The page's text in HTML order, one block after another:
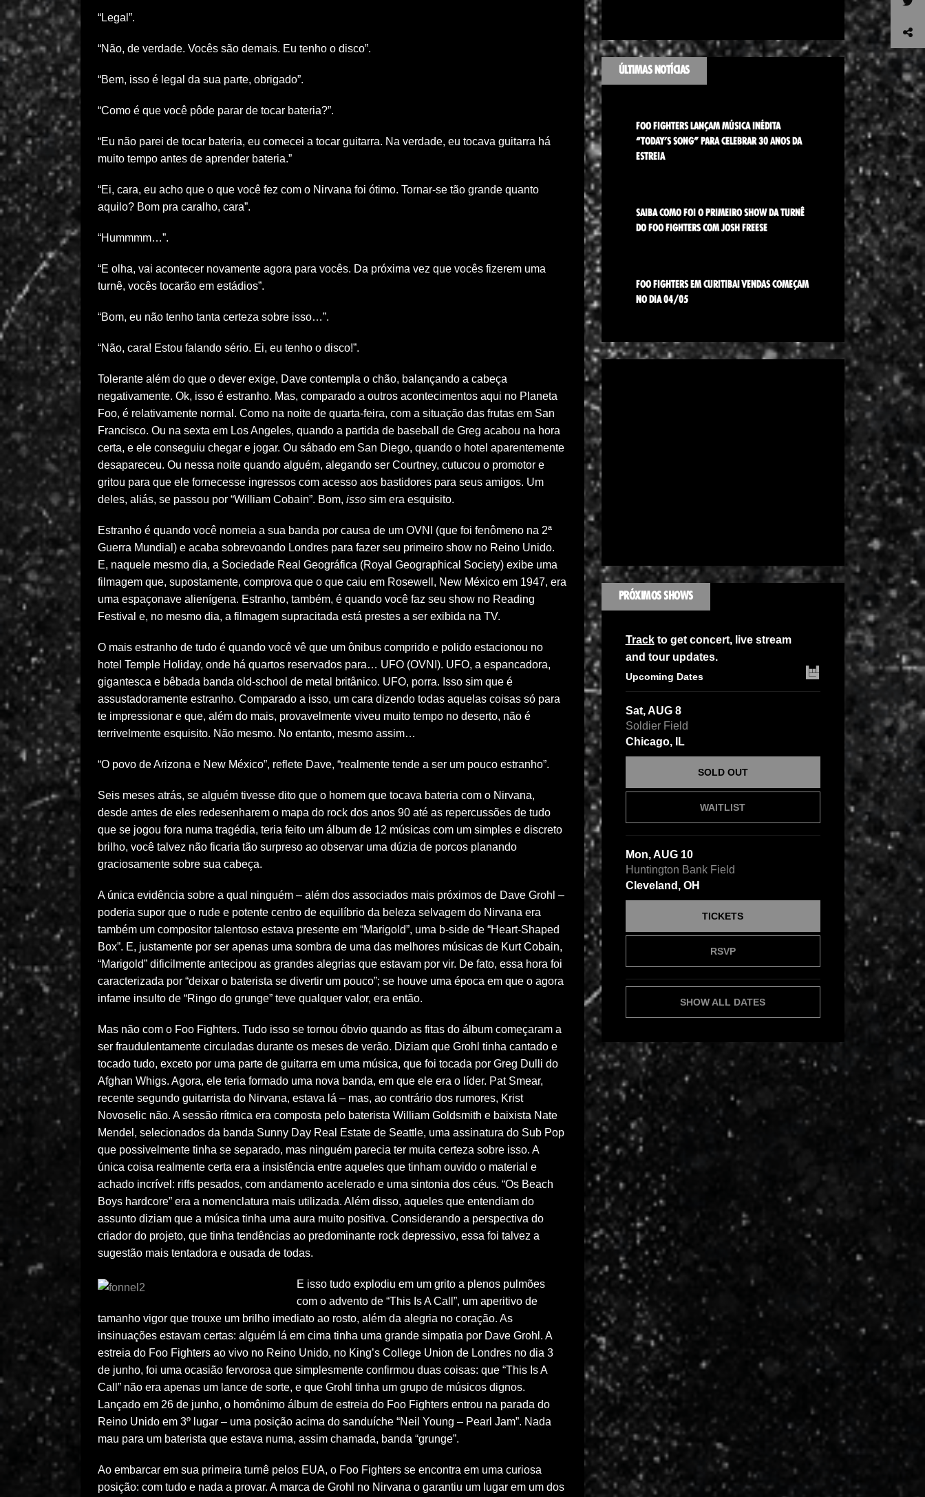
“Legal”.
“Não, de verdade. Vocês são demais. Eu tenho o disco”.
“Bem, isso é legal da sua parte, obrigado”.
“Como é que você pôde parar de tocar bateria?”.
“Eu não parei de tocar bateria, eu comecei a tocar guitarra. Na verdade, eu tocava guitarra há
muito tempo antes de aprender bateria.”
“Ei, cara, eu acho que o que você fez com o Nirvana foi ótimo. Tornar-se tão grande quanto
aquilo? Bom pra caralho, cara”.
“Hummmm…”.
“E olha, vai acontecer novamente agora para vocês. Da próxima vez que vocês fizerem uma
turnê, vocês tocarão em estádios”.
“Bom, eu não tenho tanta certeza sobre isso…”.
“Não, cara! Estou falando sério. Ei, eu tenho o disco!”.
Tolerante além do que o dever exige, Dave contempla o chão, balançando a cabeça
negativamente. Ok, isso é estranho. Mas, comparado a outros acontecimentos aqui no Planeta
Foo, é relativamente normal. Como na noite de quarta-feira, com a situação das frutas em San
Francisco. Ou na sexta em Los Angeles, quando a partida de baseball de Greg acabou na hora
certa, e ele conseguiu chegar e jogar. Ou sábado em San Diego, quando o hotel aparentemente
desapareceu. Ou nessa noite quando alguém, alegando ser Courtney, cutucou o promotor e
gritou para que ele fornecesse ingressos com acesso aos bastidores para seus amigos. Um
deles, aliás, se passou por “William Cobain”. Bom, isso sim era esquisito.
Estranho é quando você nomeia a sua banda por causa de um OVNI (que foi fenômeno na 2ª
Guerra Mundial) e acaba sobrevoando Londres para fazer seu primeiro show no Reino Unido.
E, naquele mesmo dia, a Sociedade Real Geográfica (Royal Geographical Society) exibe uma
filmagem que, supostamente, comprova que o que caiu em Rosewell, New México em 1947, era
uma espaçonave alienígena. Estranho, também, é quando você faz seu show no Reading
Festival e, no mesmo dia, a filmagem supracitada está prestes a ser exibida na TV.
O mais estranho de tudo é quando você vê que um ônibus comprido e polido estacionou no
hotel Temple Holiday, onde há quartos reservados para… UFO (OVNI). UFO, a espancadora,
gigantesca e bêbada banda old-school de metal britânico. UFO, porra. Isso sim que é
assustadoramente estranho. Comparado a isso, um cara dizendo todas aquelas coisas só para
te impressionar e que, além do mais, provavelmente viveu muito tempo no deserto, não é
terrivelmente esquisito. Não mesmo. No entanto, mesmo assim…
“O povo de Arizona e New México”, reflete Dave, “realmente tende a ser um pouco estranho”.
Seis meses atrás, se alguém tivesse dito que o homem que tocava bateria com o Nirvana,
desde antes de eles redesenharem o mapa do rock dos anos 90 até as repercussões de tudo
que se jogou fora numa tragédia, teria feito um álbum de 12 músicas com um simples e discreto
brilho, você talvez não ficaria tão surpreso ao observar uma dúzia de porcos planando
graciosamente sobre sua cabeça.
A única evidência sobre a qual ninguém – além dos associados mais próximos de Dave Grohl –
poderia supor que o rude e potente centro de equilíbrio da beleza selvagem do Nirvana era
também um compositor talentoso estava presente em “Marigold”, uma b-side de “Heart-Shaped
Box”. E, justamente por ser apenas uma sombra de uma das melhores músicas de Kurt Cobain,
“Marigold” dificilmente antecipou as grandes alegrias que estavam por vir. De fato, essa hora foi
caracterizada por “deixar o baterista se divertir um pouco”; se houve uma época em que o agora
infame insulto de “Ringo do grunge” teve qualquer valor, era então.
Mas não com o Foo Fighters. Tudo isso se tornou óbvio quando as fitas do álbum começaram a
ser fraudulentamente circuladas durante os meses de verão. Diziam que Grohl tinha cantado e
tocado tudo, exceto por uma parte de guitarra em uma música, que foi tocada por Greg Dulli do
Afghan Whigs. Agora, ele teria formado uma nova banda, em que ele era o líder. Pat Smear,
recente segundo guitarrista do Nirvana, estava lá – mas, ao contrário dos rumores, Krist
Novoselic não. A sessão rítmica era composta pelo baterista William Goldsmith e baixista Nate
Mendel, selecionados da banda Sunny Day Real Estate de Seattle, uma assinatura do Sub Pop
que possivelmente tinha se separado, mas ninguém parecia ter muita certeza sobre isso. A
única coisa realmente certa era a insistência entre aqueles que tinham ouvido o material e
achado incrível: riffs pesados, com andamento acelerado e uma sintonia dos céus. “Os Beach
Boys hardcore” era a nomenclatura mais utilizada. Além disso, aqueles que entendiam do
assunto diziam que a música tinha uma aura muito positiva. Considerando a perspectiva do
criador do projeto, que tinha tendências ao predominante rock depressivo, essa foi talvez a
sugestão mais tentadora e ousada de todas.
E isso tudo explodiu em um grito a plenos pulmões
com o advento de “This Is A Call”, um aperitivo de
tamanho vigor que trouxe um brilho imediato ao rosto, além da alegria no coração. As
insinuações estavam certas: alguém lá em cima tinha uma grande simpatia por Dave Grohl. A
estreia do Foo Fighters ao vivo no Reino Unido, no King’s College Union de Londres no dia 3
de junho, foi uma ocasião fervorosa que simplesmente confirmou duas coisas: que “This Is A
Call” não era apenas um lance de sorte, e que Grohl tinha um grupo de músicos dignos.
Lançado em 26 de junho, o homônimo álbum de estreia do Foo Fighters entrou na parada do
Reino Unido em 3º lugar – uma posição acima do sanduíche “Neil Young – Pearl Jam”. Nada
mau para um baterista que estava numa, assim chamada, banda “grunge”.
Ao embarcar em sua primeira turnê pelos EUA, o Foo Fighters se encontra em uma curiosa
posição: com tudo e nada a provar. A marca de Grohl no Nirvana o garantiu um lugar em um dos
ÚLTIMAS NOTÍCIAS
FOO FIGHTERS LANÇAM MÚSICA INÉDITA
“TODAY’S SONG” PARA CELEBRAR 30 ANOS DA
ESTREIA
SAIBA COMO FOI O PRIMEIRO SHOW DA TURNÊ
DO FOO FIGHTERS COM JOSH FREESE
FOO FIGHTERS EM CURITIBA! VENDAS COMEÇAM
NO DIA 04/05
PRÓXIMOS SHOWS
Trackto get concert, live stream
and tour updates.
Upcoming Dates
Sat, AUG 8
Soldier Field
Chicago, IL
WAITLIST
SOLD OUT
Mon, AUG 10
Huntington Bank Field
Cleveland, OH
RSVP
TICKETS
SHOW ALL DATES